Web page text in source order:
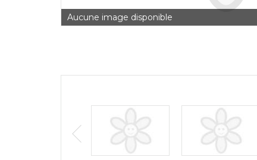
Aucune image disponible